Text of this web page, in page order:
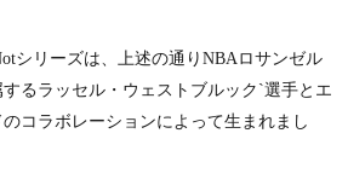
シリーズは、上述の通り NBAロサンゼル
るラッセル・ウェストブルック `選手とエ
コラボレーションによって生まれまし